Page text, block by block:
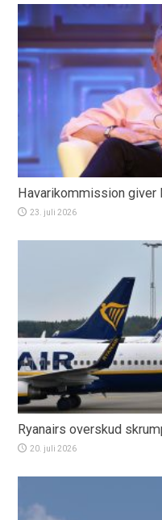
Havarikommission giver
23. juli 2026
Ryanairs overskud
20. juli 2026